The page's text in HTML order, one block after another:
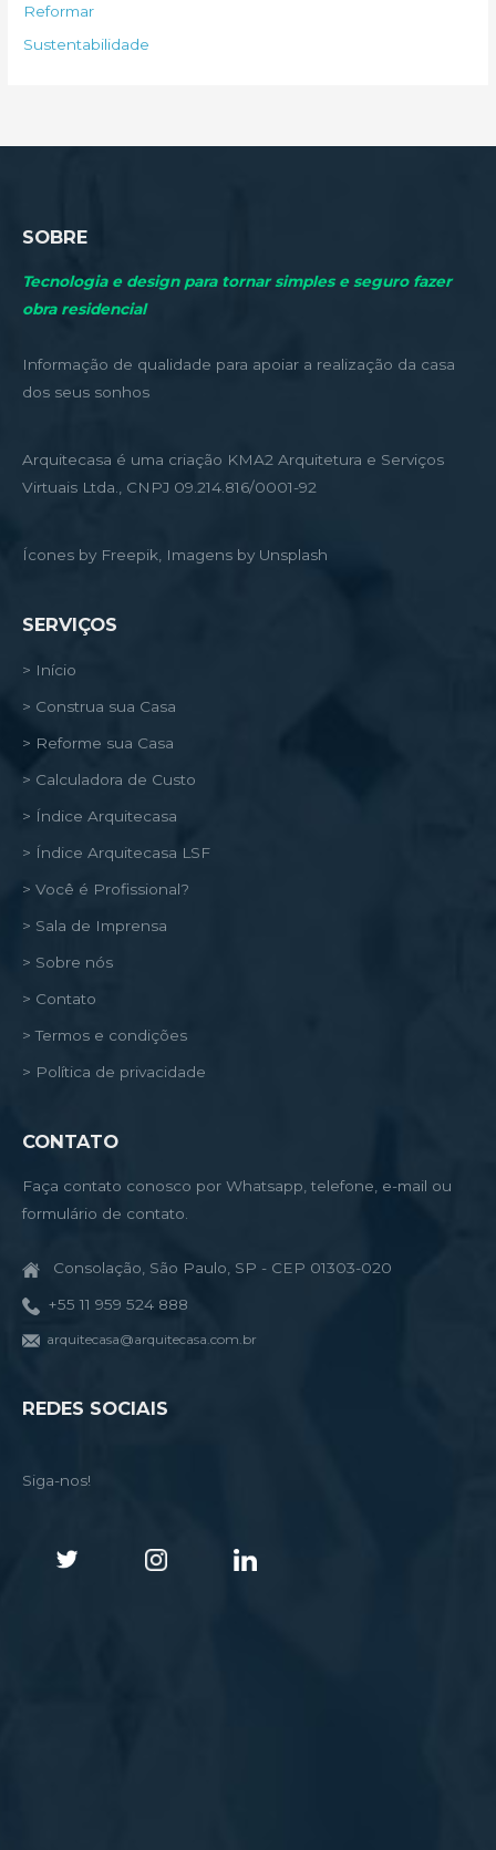
o
r
Reformar
Sustentabilidade
SOBRE
Tecnologia e design para tornar simples e seguro fazer
obra residencial
Informação de qualidade para apoiar a realização da casa
dos seus sonhos
Arquitecasa é uma criação KMA2 Arquitetura e Serviços
Virtuais Ltda., CNPJ 09.214.816/0001-92
Ícones by Freepik, Imagens by Unsplash
SERVIÇOS
> Início
> Construa sua Casa
> Reforme sua Casa
> Calculadora de Custo
> Índice Arquitecasa
> Índice Arquitecasa LSF
> Você é Profissional?
> Sala de Imprensa
> Sobre nós
> Contato
> Termos e condições
> Política de privacidade
CONTATO
Faça contato conosco por Whatsapp, telefone, e-mail ou
formulário de contato.
Consolação, São Paulo, SP - CEP 01303-020
+55 11 959 524 888
arquitecasa@arquitecasa.com.br
REDES SOCIAIS
Siga-nos!